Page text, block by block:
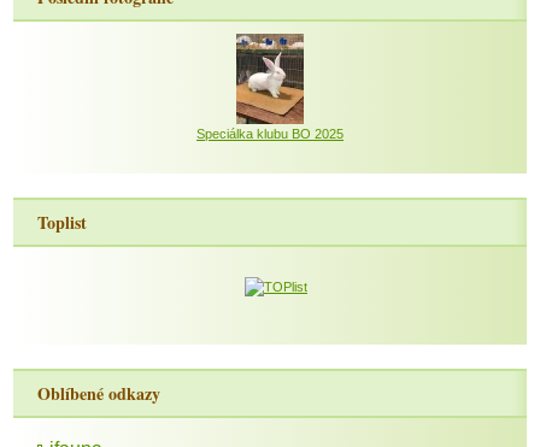
Speciálka klubu BO 2025
Toplist
Oblíbené odkazy